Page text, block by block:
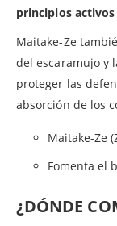
principios activos
Maitake-Ze
del escaramujo y
proteger las
absorción de los
Maitake-Ze
Fomenta el
¿DÓNDE